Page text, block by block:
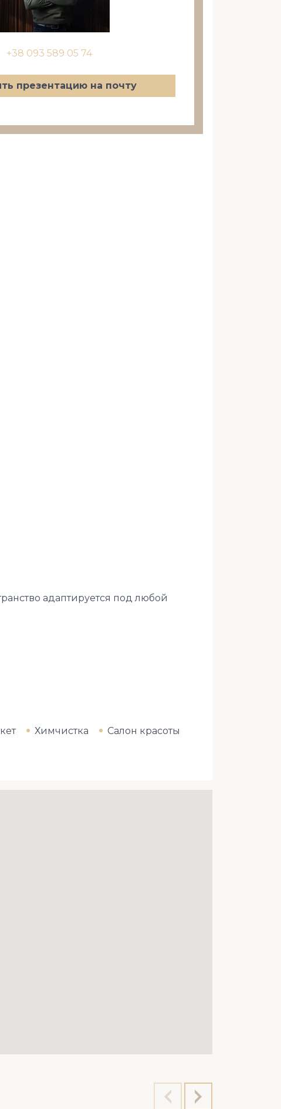
+38 093 589 05 74
презентацию на почту
адаптируется под любой
Химчистка
Салон красоты